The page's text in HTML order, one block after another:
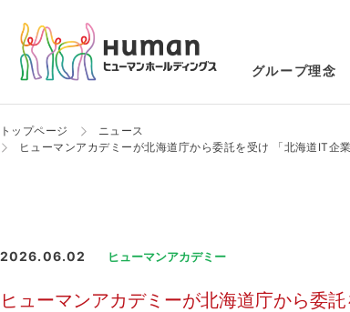
グループ理念
トップページ
ニュース
ヒューマンアカデミーが北海道庁から委託を受け 「北海道IT
2026.06.02 ヒューマンアカデミー
ヒューマンアカデミーが北海道庁から委